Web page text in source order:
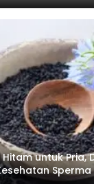
untuk Pria,
Sperma